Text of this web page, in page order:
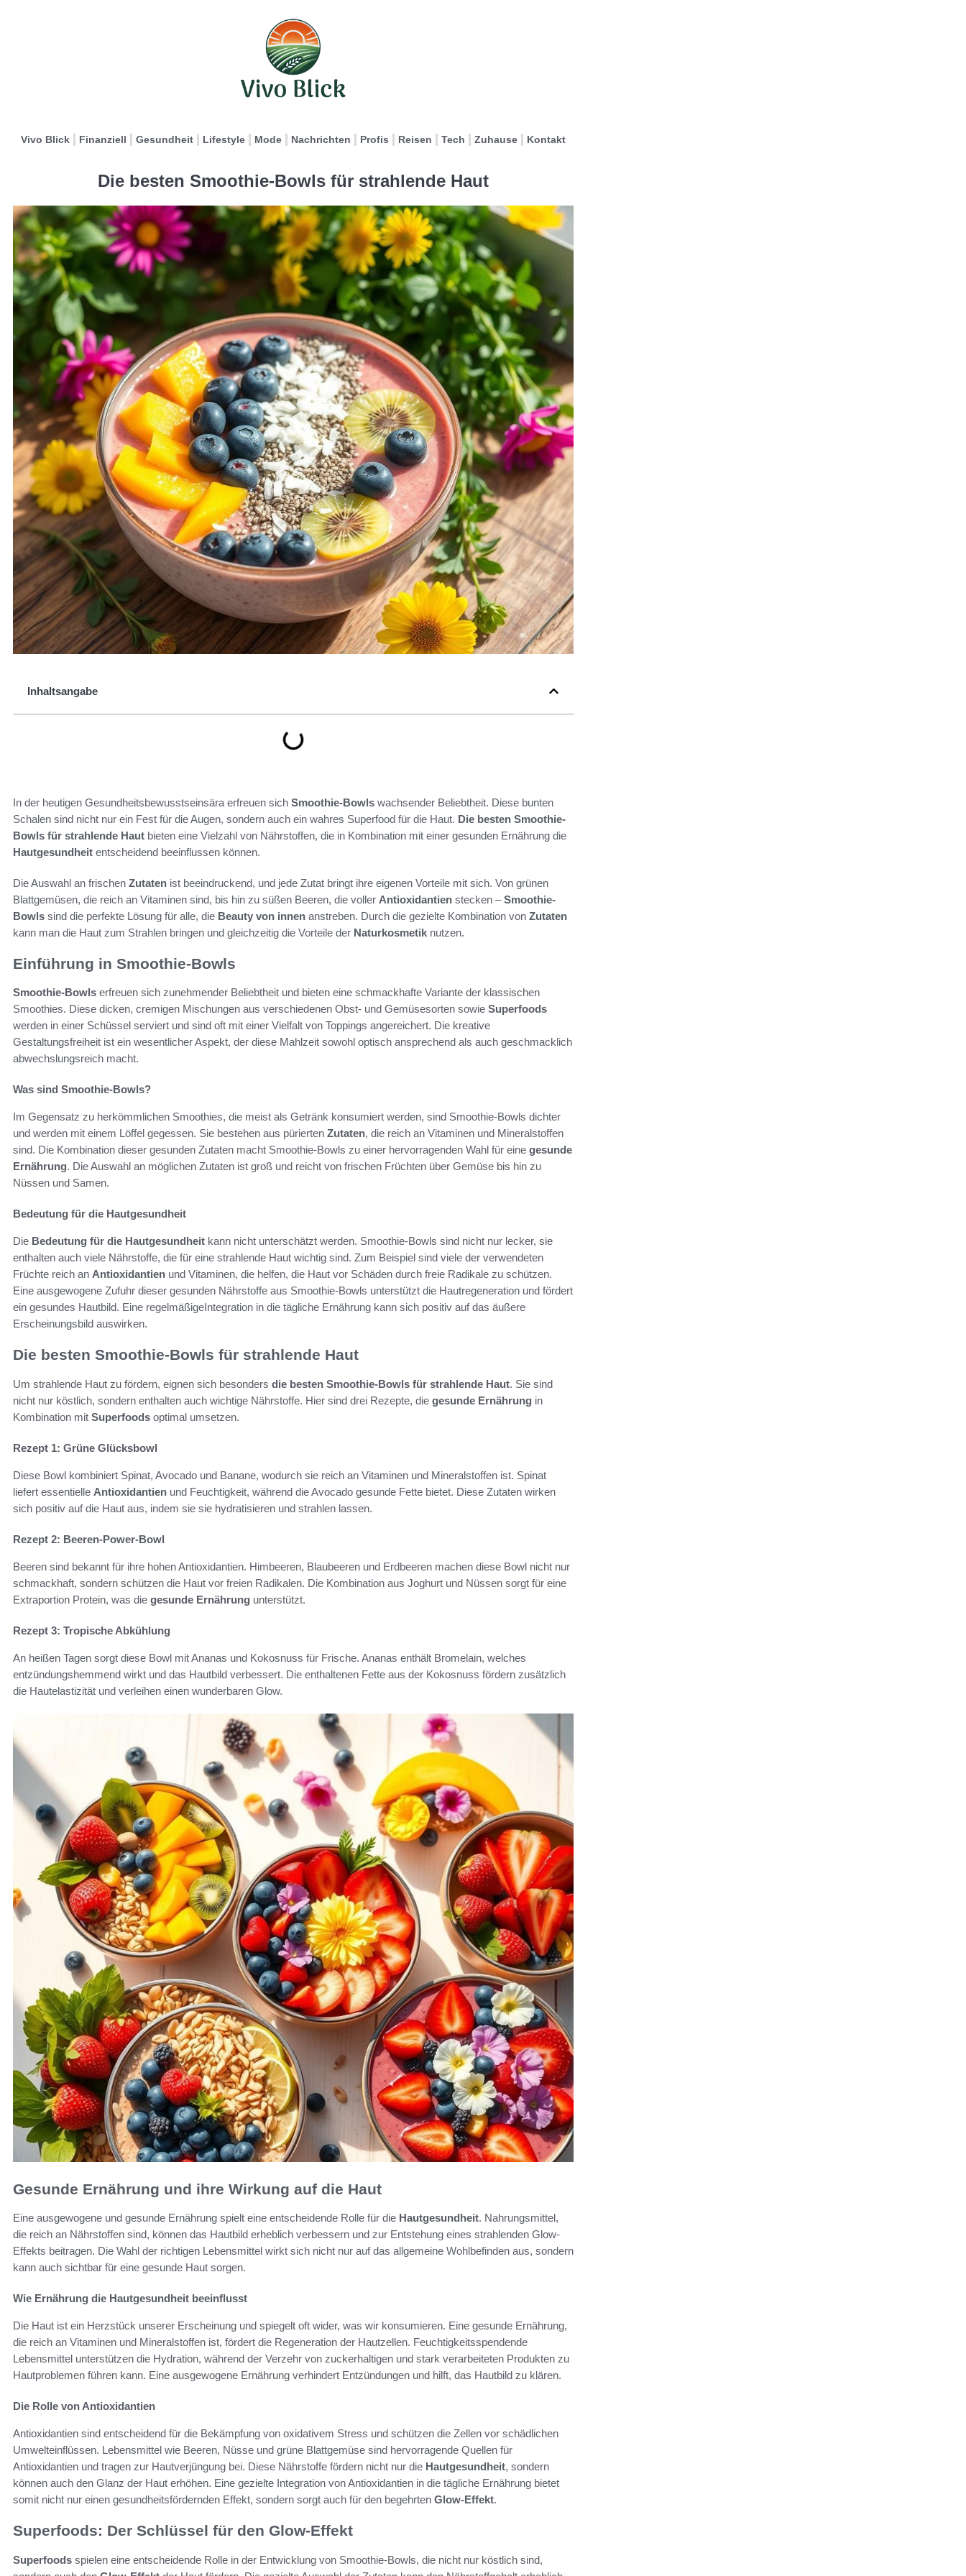
Vivo Blick Finanziell Gesundheit Lifestyle Mode Nachrichten Profis Reisen Tech Zuhause Kontakt
Die besten Smoothie-Bowls für strahlende Haut
Inhaltsangabe
In der heutigen Gesundheitsbewusstseinsära erfreuen sich Smoothie-Bowls wachsender Beliebtheit. Diese bunten
Schalen sind nicht nur ein Fest für die Augen, sondern auch ein wahres Superfood für die Haut. Die besten Smoothie-
Bowls für strahlende Haut bieten eine Vielzahl von Nährstoffen, die in Kombination mit einer gesunden Ernährung die
Hautgesundheit entscheidend beeinflussen können.
Die Auswahl an frischen Zutaten ist beeindruckend, und jede Zutat bringt ihre eigenen Vorteile mit sich. Von grünen
Blattgemüsen, die reich an Vitaminen sind, bis hin zu süßen Beeren, die voller Antioxidantien stecken –Smoothie-
Bowls sind die perfekte Lösung für alle, die Beauty von innen anstreben. Durch die gezielte Kombination von Zutaten
kann man die Haut zum Strahlen bringen und gleichzeitig die Vorteile der Naturkosmetik nutzen.
Einführung in Smoothie-Bowls
Smoothie-Bowls erfreuen sich zunehmender Beliebtheit und bieten eine schmackhafte Variante der klassischen
Smoothies. Diese dicken, cremigen Mischungen aus verschiedenen Obst- und Gemüsesorten sowie Superfoods
werden in einer Schüssel serviert und sind oft mit einer Vielfalt von Toppings angereichert. Die kreative
Gestaltungsfreiheit ist ein wesentlicher Aspekt, der diese Mahlzeit sowohl optisch ansprechend als auch geschmacklich
abwechslungsreich macht.
Was sind Smoothie-Bowls?
Im Gegensatz zu herkömmlichen Smoothies, die meist als Getränk konsumiert werden, sind Smoothie-Bowls dichter
und werden mit einem Löffel gegessen. Sie bestehen aus pürierten Zutaten, die reich an Vitaminen und Mineralstoffen
sind. Die Kombination dieser gesunden Zutaten macht Smoothie-Bowls zu einer hervorragenden Wahl für eine gesunde
Ernährung. Die Auswahl an möglichen Zutaten ist groß und reicht von frischen Früchten über Gemüse bis hin zu
Nüssen und Samen.
Bedeutung für die Hautgesundheit
Die Bedeutung für die Hautgesundheit kann nicht unterschätzt werden. Smoothie-Bowls sind nicht nur lecker, sie
enthalten auch viele Nährstoffe, die für eine strahlende Haut wichtig sind. Zum Beispiel sind viele der verwendeten
Früchte reich an Antioxidantien und Vitaminen, die helfen, die Haut vor Schäden durch freie Radikale zu schützen.
Eine ausgewogene Zufuhr dieser gesunden Nährstoffe aus Smoothie-Bowls unterstützt die Hautregeneration und fördert
ein gesundes Hautbild. Eine regelmäßigeIntegration in die tägliche Ernährung kann sich positiv auf das äußere
Erscheinungsbild auswirken.
Die besten Smoothie-Bowls für strahlende Haut
Um strahlende Haut zu fördern, eignen sich besonders die besten Smoothie-Bowls für strahlende Haut. Sie sind
nicht nur köstlich, sondern enthalten auch wichtige Nährstoffe. Hier sind drei Rezepte, die gesunde Ernährung in
Kombination mit Superfoods optimal umsetzen.
Rezept 1: Grüne Glücksbowl
Diese Bowl kombiniert Spinat, Avocado und Banane, wodurch sie reich an Vitaminen und Mineralstoffen ist. Spinat
liefert essentielle Antioxidantien und Feuchtigkeit, während die Avocado gesunde Fette bietet. Diese Zutaten wirken
sich positiv auf die Haut aus, indem sie sie hydratisieren und strahlen lassen.
Rezept 2: Beeren-Power-Bowl
Beeren sind bekannt für ihre hohen Antioxidantien. Himbeeren, Blaubeeren und Erdbeeren machen diese Bowl nicht nur
schmackhaft, sondern schützen die Haut vor freien Radikalen. Die Kombination aus Joghurt und Nüssen sorgt für eine
Extraportion Protein, was die gesunde Ernährung unterstützt.
Rezept 3: Tropische Abkühlung
An heißen Tagen sorgt diese Bowl mit Ananas und Kokosnuss für Frische. Ananas enthält Bromelain, welches
entzündungshemmend wirkt und das Hautbild verbessert. Die enthaltenen Fette aus der Kokosnuss fördern zusätzlich
die Hautelastizität und verleihen einen wunderbaren Glow.
Gesunde Ernährung und ihre Wirkung auf die Haut
Eine ausgewogene und gesunde Ernährung spielt eine entscheidende Rolle für die Hautgesundheit. Nahrungsmittel,
die reich an Nährstoffen sind, können das Hautbild erheblich verbessern und zur Entstehung eines strahlenden Glow-
Effekts beitragen. Die Wahl der richtigen Lebensmittel wirkt sich nicht nur auf das allgemeine Wohlbefinden aus, sondern
kann auch sichtbar für eine gesunde Haut sorgen.
Wie Ernährung die Hautgesundheit beeinflusst
Die Haut ist ein Herzstück unserer Erscheinung und spiegelt oft wider, was wir konsumieren. Eine gesunde Ernährung,
die reich an Vitaminen und Mineralstoffen ist, fördert die Regeneration der Hautzellen. Feuchtigkeitsspendende
Lebensmittel unterstützen die Hydration, während der Verzehr von zuckerhaltigen und stark verarbeiteten Produkten zu
Hautproblemen führen kann. Eine ausgewogene Ernährung verhindert Entzündungen und hilft, das Hautbild zu klären.
Die Rolle von Antioxidantien
Antioxidantien sind entscheidend für die Bekämpfung von oxidativem Stress und schützen die Zellen vor schädlichen
Umwelteinflüssen. Lebensmittel wie Beeren, Nüsse und grüne Blattgemüse sind hervorragende Quellen für
Antioxidantien und tragen zur Hautverjüngung bei. Diese Nährstoffe fördern nicht nur die Hautgesundheit, sondern
können auch den Glanz der Haut erhöhen. Eine gezielte Integration von Antioxidantien in die tägliche Ernährung bietet
somit nicht nur einen gesundheitsfördernden Effekt, sondern sorgt auch für den begehrten Glow-Effekt.
Superfoods: Der Schlüssel für den Glow-Effekt
Superfoods spielen eine entscheidende Rolle in der Entwicklung von Smoothie-Bowls, die nicht nur köstlich sind,